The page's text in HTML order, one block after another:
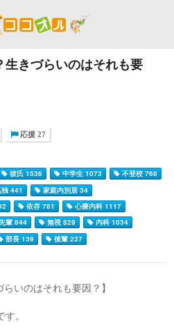
生きづらいのはそれも要
応援 27
彼氏 1536 中学生 1073
不登校 768
441
家庭内別居 34
依存 781
心療内科 1117
輩 844 無視 829
内科 1034
部長 139 後輩 237
いのはそれも要因？】
。